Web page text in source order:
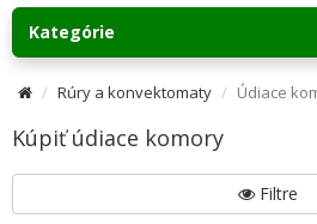
Kategórie
Rúry a konvektomaty Údiace
Kúpiť údiace komory
Filtre